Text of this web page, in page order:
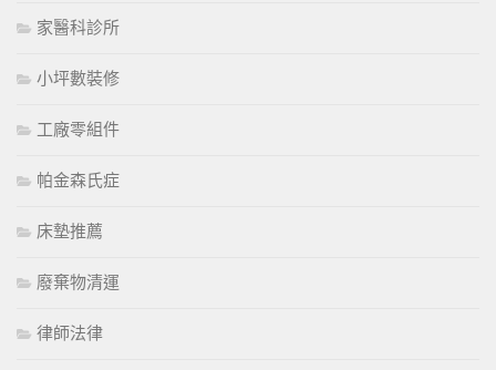
家醫科診所
小坪數裝修
工廠零組件
帕金森氏症
床墊推薦
廢棄物清運
律師法律